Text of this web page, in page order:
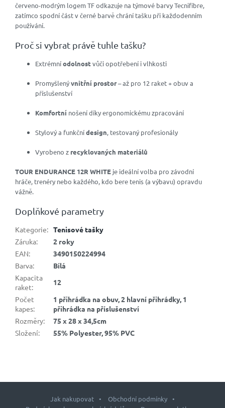
červeno-modrým logem TF odkazuje na týmové barvy Tecnifibre,
zatímco spodní část v černé barvě chrání tašku při každodenním
používání.
Proč si vybrat právě tuhle tašku?
Extrémníodolnostvůči opotřebení i vlhkosti
Promyšlenývnitřní prostor– až pro 12 raket + obuv a
příslušenství
Komfortní nošení díky ergonomickému zpracování
Stylový a funkčnídesign, testovaný profesionály
Vyrobeno z recyklovaných materiálů
TOUR ENDURANCE 12R WHITE je ideální volba pro závodní
hráče, trenéry nebo každého, kdo bere tenis (a výbavu) opravdu
vážně.
Doplňkové parametry
Kategorie: Tenisové tašky
Záruka:
2 roky
EAN:
3490150224994
Barva:
Bílá
Kapacita
raket:
12
Počet
kapes:
1 přihrádka na obuv, 2 hlavní přihrádky, 1
přihrádka na příslušenství
Rozměry:
75 x 28 x 34,5cm
Složení: 55% Polyester, 95% PVC
Jak nakupovat
Obchodní podmínky